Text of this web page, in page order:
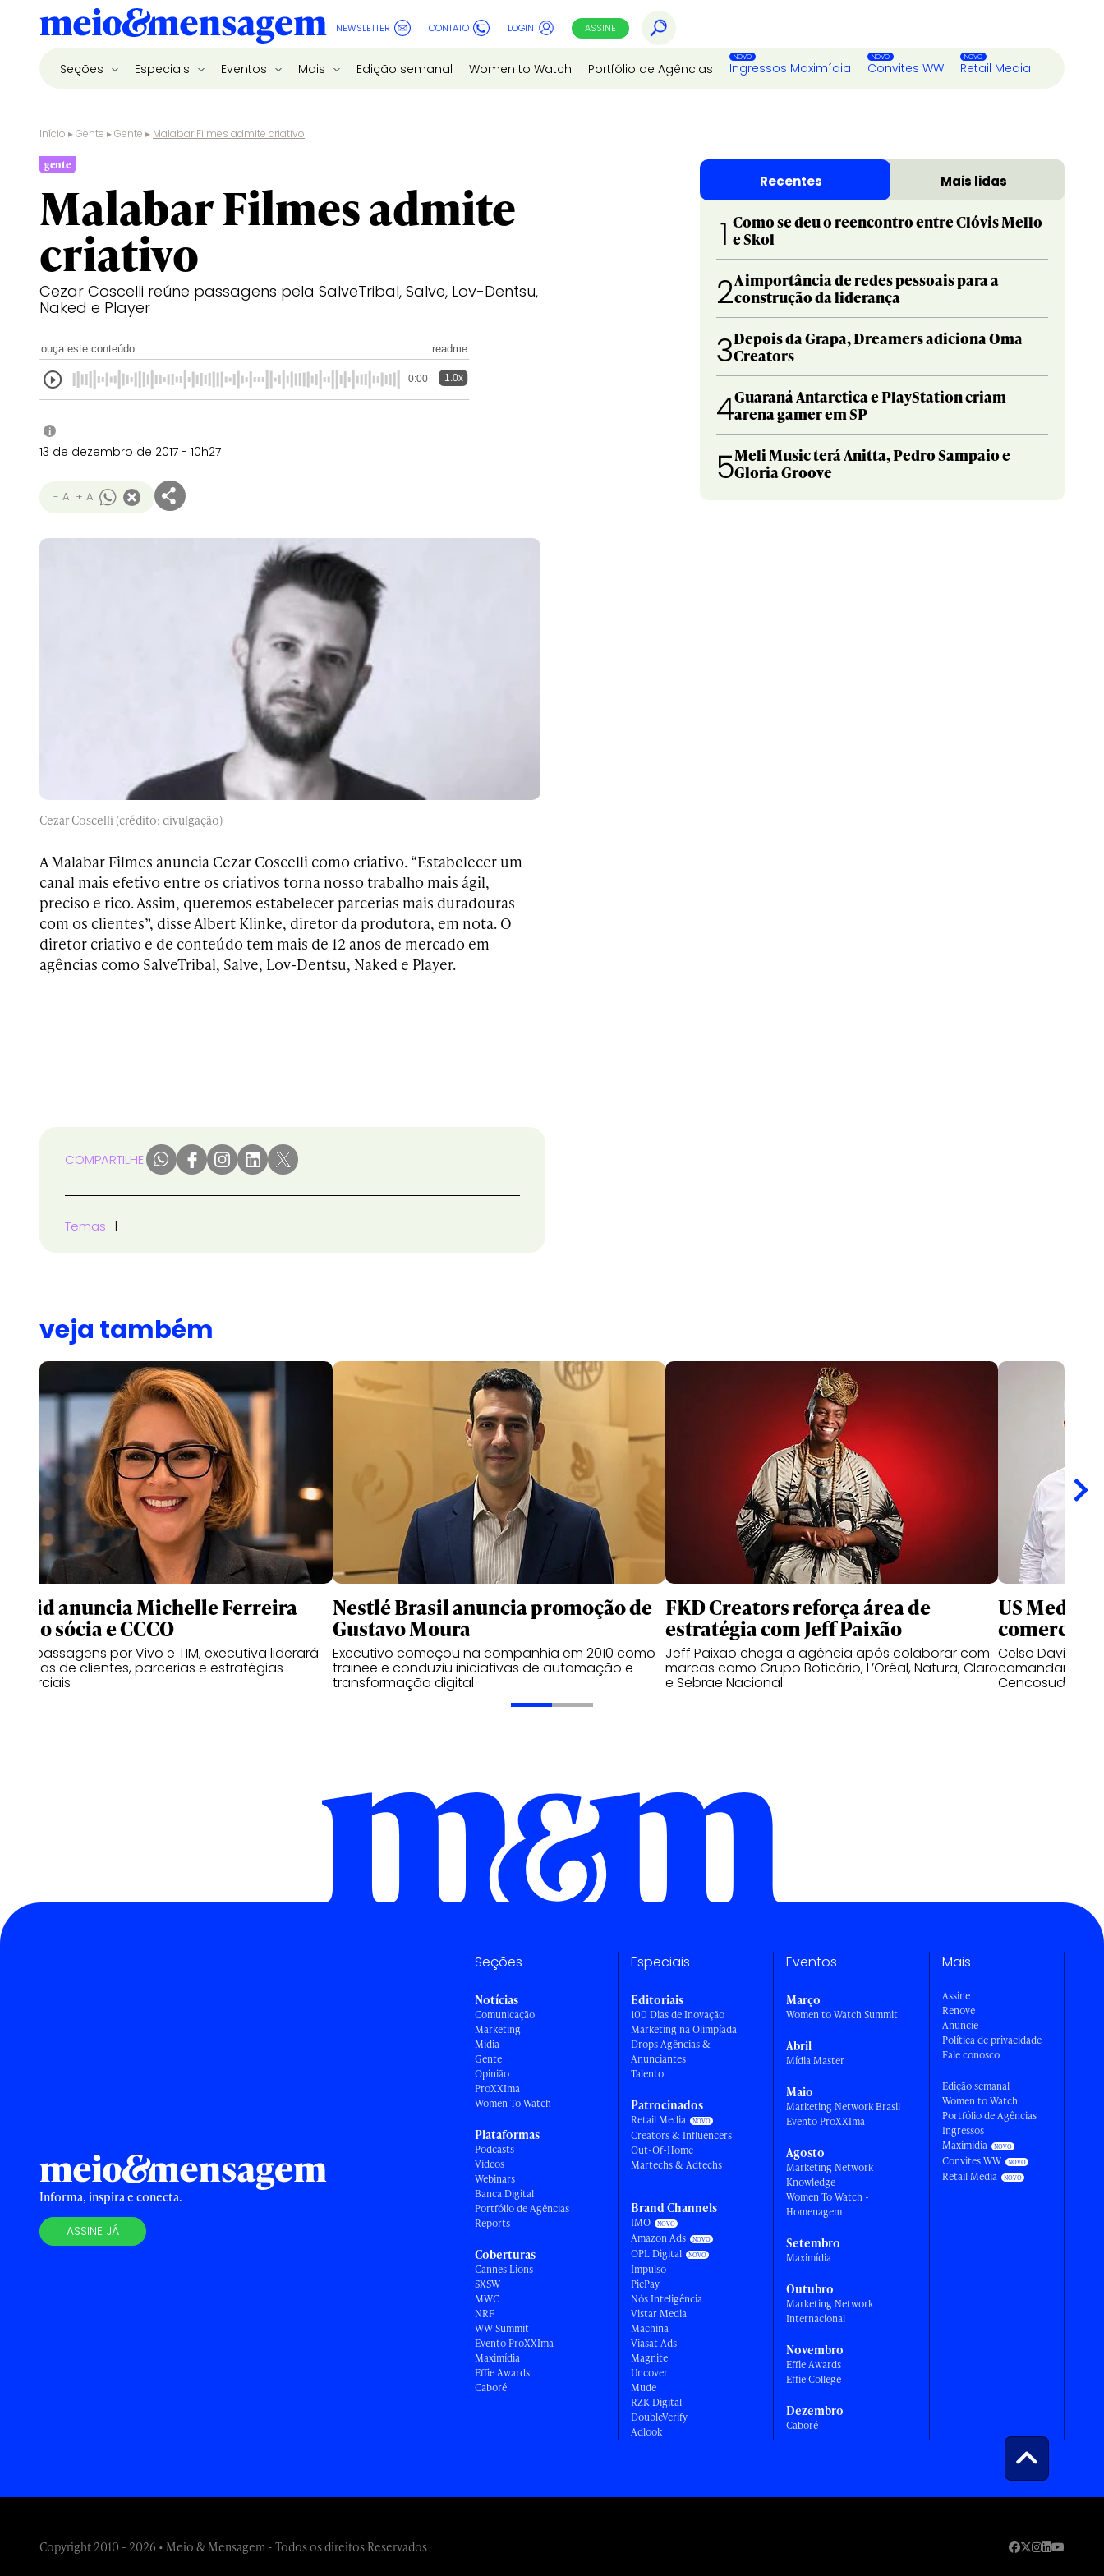
NEWSLETTER CONTATO LOGIN ASSINE
Seções Especiais Eventos Mais Edição semanal Women to Watch Portfólio de Agências Ingressos Maximídia Convites WW Retail Media
Início ▸Gente ▸Gente ▸ Malabar Filmes admite criativo
gente
Malabar Filmes admite
criativo
Cezar Coscelli reúne passagens pela SalveTribal, Salve, Lov-Dentsu,
Naked e Player
ouça este conteúdo readme
0:00 1.0x
i
13 de dezembro de 2017 - 10h27
- A + A
Cezar Coscelli (crédito: divulgação)
A Malabar Filmes anuncia Cezar Coscelli como criativo. “Estabelecer um
canal mais efetivo entre os criativos torna nosso trabalho mais ágil,
preciso e rico. Assim, queremos estabelecer parcerias mais duradouras
com os clientes”, disse Albert Klinke, diretor da produtora, em nota. O
diretor criativo e de conteúdo tem mais de 12 anos de mercado em
agências como SalveTribal, Salve, Lov-Dentsu, Naked e Player.
COMPARTILHE:
Temas
Recentes Mais lidas
1 Como se deu o reencontro entre Clóvis Mello
e Skol
2A importância de redes pessoais para a
construção da liderança
3Depois da Grapa, Dreamers adiciona Oma
Creators
4Guaraná Antarctica e PlayStation criam
arena gamer em SP
5Meli Music terá Anitta, Pedro Sampaio e
Gloria Groove
veja também
Druid anuncia Michelle Ferreira
como sócia e CCCO
Com passagens por Vivo e TIM, executiva liderará
as áreas de clientes, parcerias e estratégias
comerciais
Nestlé Brasil anuncia promoção de
Gustavo Moura
Executivo começou na companhia em 2010 como
trainee e conduziu iniciativas de automação e
transformação digital
FKD Creators reforça área de
estratégia com Jeff Paixão
Jeff Paixão chega a agência após colaborar com
marcas como Grupo Boticário, L’Oréal, Natura, Claro
e Sebrae Nacional
US Media
comercial
Celso David e
comandar as
Cencosud no
Informa, inspira e conecta.
ASSINE JÁ
Seções
Notícias
Comunicação
Marketing
Mídia
Gente
Opinião
ProXXIma
Women To Watch
Plataformas
Podcasts
Vídeos
Webinars
Banca Digital
Portfólio de Agências
Reports
Coberturas
Cannes Lions
SXSW
MWC
NRF
WW Summit
Evento ProXXIma
Maximídia
Effie Awards
Caboré
Especiais
Editoriais
100 Dias de Inovação
Marketing na Olimpíada
Drops Agências &
Anunciantes
Talento
Patrocinados
Retail Media
Creators & Influencers
Out-Of-Home
Martechs & Adtechs
Brand Channels
IMO
Amazon Ads
OPL Digital
Impulso
PicPay
Nós Inteligência
Vistar Media
Machina
Viasat Ads
Magnite
Uncover
Mude
RZK Digital
DoubleVerify
Adlook
Eventos
Março
Women to Watch Summit
Abril
Mídia Master
Maio
Marketing Network Brasil
Evento ProXXIma
Agosto
Marketing Network
Knowledge
Women To Watch -
Homenagem
Setembro
Maximídia
Outubro
Marketing Network
Internacional
Novembro
Effie Awards
Effie College
Dezembro
Caboré
Mais
Assine
Renove
Anuncie
Política de privacidade
Fale conosco
Edição semanal
Women to Watch
Portfólio de Agências
Ingressos
Maximídia
Convites WW
Retail Media
Copyright 2010 - 2026 • Meio & Mensagem - Todos os direitos Reservados